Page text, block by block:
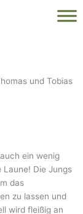
und Tobias
ein wenig
Laune! Die Jungs
das
zu lassen und
wird fleißig an